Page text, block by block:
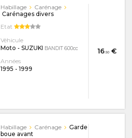
16.50€
Habillage
Carénage
Carénages divers
Etat
Véhicule
Moto - SUZUKI BANDIT 600cc
Années
1995 - 1999
Habillage Carénage
Garde
boue avant